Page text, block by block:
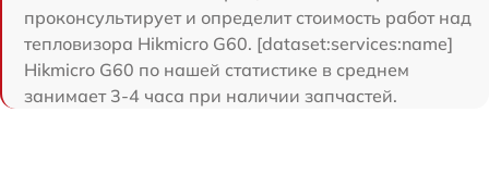
проконсультирует и определит стоимость работ над
тепловизора Hikmicro G60. [dataset:services:name]
Hikmicro G60 по нашей статистике в среднем
занимает 3-4 часа при наличии запчастей.